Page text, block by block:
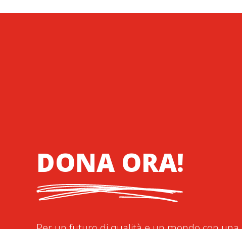
DONA ORA!